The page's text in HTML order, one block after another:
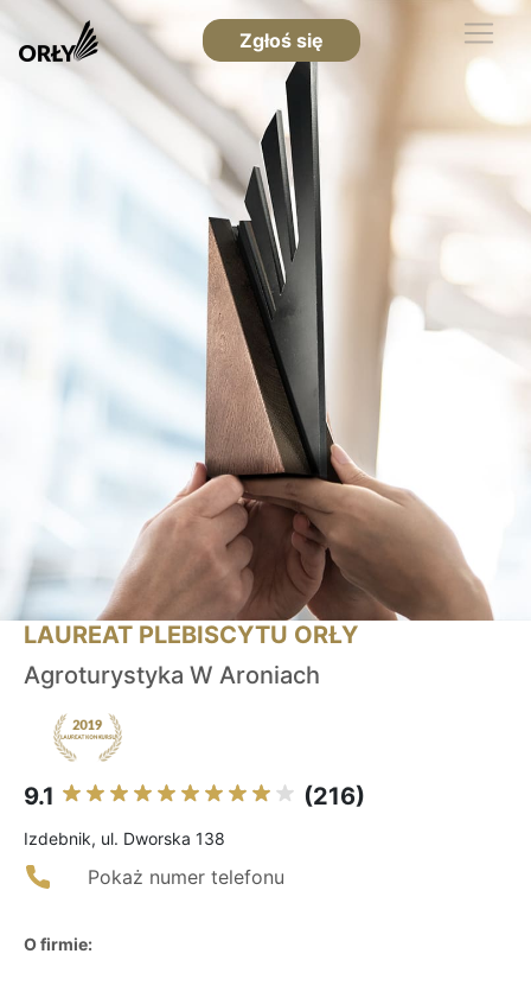
Zgłoś się
LAUREAT PLEBISCYTU ORŁY
Agroturystyka W Aroniach
9.1 (216)
Izdebnik, ul. Dworska 138
Pokaż numer telefonu
O firmie: